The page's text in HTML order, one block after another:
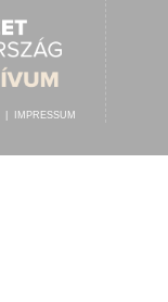
IMPRESSUM